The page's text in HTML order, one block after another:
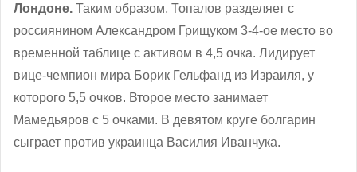
Лондоне. Таким образом, Топалов разделяет с
россиянином Александром Грищуком 3-4-ое место во
временной таблице с активом в 4,5 очка. Лидирует
вице-чемпион мира Борик Гельфанд из Израиля, у
которого 5,5 очков. Второе место занимает
Мамедьяров с 5 очками. В девятом круге болгарин
сыграет против украинца Василия Иванчука.